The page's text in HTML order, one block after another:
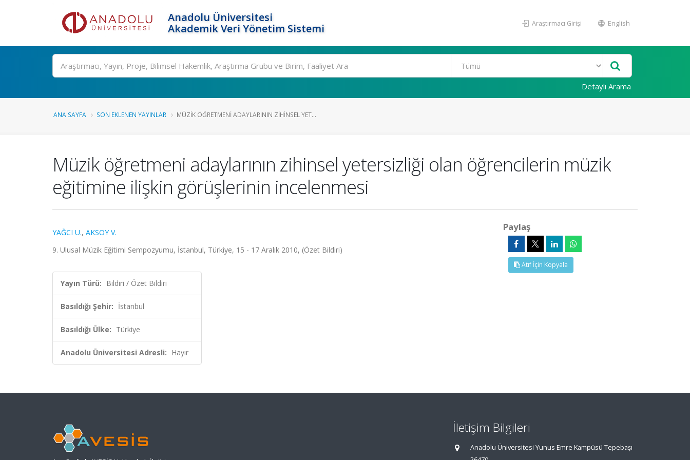
Anadolu Üniversitesi
Akademik Veri Yönetim Sistemi
Araştırmacı Girişi English
Ara
Detaylı Arama
ANA SAYFA SON EKLENEN YAYINLAR MÜZIK ÖĞRETMENI ADAYLARININ ZIHINSEL YET...
Müzik öğretmeni adaylarının zihinsel yetersizliği olan öğrencilerin müzik
eğitimine ilişkin görüşlerinin incelenmesi
YAĞCI U., AKSOY V.
9. Ulusal Müzik Eğitimi Sempozyumu, İstanbul, Türkiye, 15 - 17 Aralık 2010, (Özet Bildiri)
Yayın Türü: Bildiri / Özet Bildiri
Basıldığı Şehir: İstanbul
Basıldığı Ülke: Türkiye
Anadolu Üniversitesi Adresli: Hayır
Paylaş
Atıf İçin Kopyala
İletişim Bilgileri
Anadolu Üniversitesi Yunus Emre Kampüsü Tepebaşı